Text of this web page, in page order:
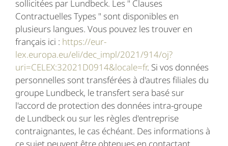
sollicitées par Lundbeck. Les " Clauses
Contractuelles Types " sont disponibles en
plusieurs langues. Vous pouvez les trouver en
français ici : https://eur-
lex.europa.eu/eli/dec_impl/2021/914/oj?
uri=CELEX:32021D0914&locale=fr. Si vos données
personnelles sont transférées à d'autres filiales du
groupe Lundbeck, le transfert sera basé sur
l'accord de protection des données intra-groupe
de Lundbeck ou sur les règles d'entreprise
contraignantes, le cas échéant. Des informations à